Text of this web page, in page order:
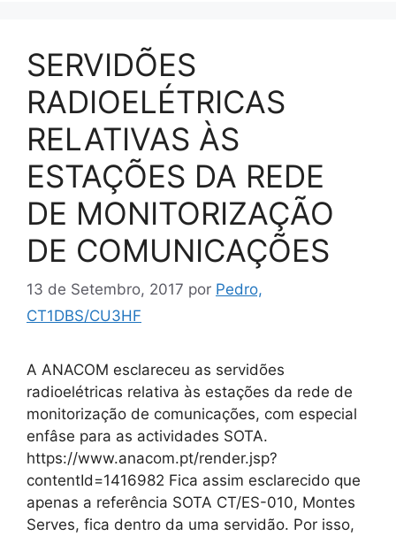
SERVIDÕES
RADIOELÉTRICAS
RELATIVAS ÀS
ESTAÇÕES DA REDE
DE MONITORIZAÇÃO
DE COMUNICAÇÕES
13 de Setembro, 2017 por Pedro,
CT1DBS/CU3HF
A ANACOM esclareceu as servidões
radioelétricas relativa às estações da rede de
monitorização de comunicações, com especial
enfâse para as actividades SOTA.
https://www.anacom.pt/render.jsp?
contentId=1416982 Fica assim esclarecido que
apenas a referência SOTA CT/ES-010, Montes
Serves, fica dentro da uma servidão. Por isso,